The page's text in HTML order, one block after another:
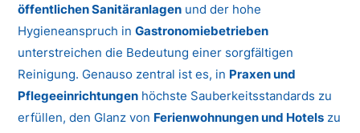
öffentlichen Sanitäranlagen und der hohe
Hygieneanspruch inGastronomiebetrieben
unterstreichen die Bedeutung einer sorgfältigen
Reinigung. Genauso zentral ist es, in Praxen und
Pflegeeinrichtungen höchste Sauberkeitsstandards zu
erfüllen, den Glanz von Ferienwohnungen und Hotels zu